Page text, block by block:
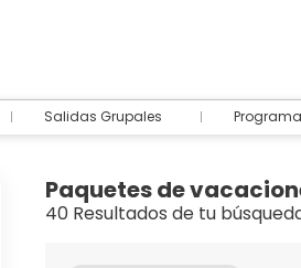
Salidas Grupales
Paquetes de
40 Resultados de tu